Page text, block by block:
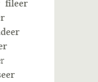
fileer